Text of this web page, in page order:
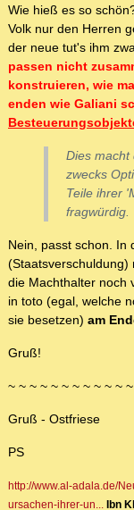
Wie hieß es so
Volk nur den Herren
der neue tut's ihm
passen nicht
konstruieren, wie
enden wie Galiani
Dies macht
zwecks
Teile ihrer
fragwürdig.
Nein, passt schon. In
(Staatsverschuldung)
die Machthalter noch
in toto (egal, welche
sie besetzen) am
Gruß!
~ ~ ~ ~ ~ ~ ~ ~ ~ ~ ~
Gruß - Ostfriese
PS
http://www.al-adala.de/
ursachen-ihrer-un...
Ibn